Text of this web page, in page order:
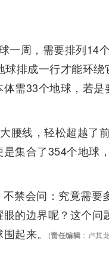
一周，需要排列14
排成一行才能环绕
需33个地球，若是
腰线，轻松超越了
集合了354个地球
禁会问：究竟需要
的边界呢？这个问
起来。
(责任编辑 ：卢其